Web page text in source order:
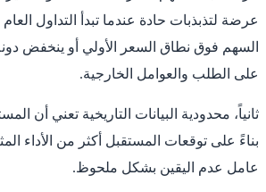
عرضة لتذبذبات حادة عندما تبدأ التداول
السهم فوق نطاق السعر الأولي أو ينخفض
على الطلب والعوامل الخارجية.
ثانياً، محدودية البيانات التاريخية تعني أن
بناءً على توقعات المستقبل أكثر من الأداء
عامل عدم اليقين بشكل ملحوظ.